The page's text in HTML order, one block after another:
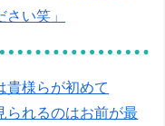
い笑」
貴様らが初めて
られるのはお前が最